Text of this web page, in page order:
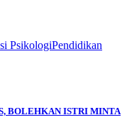
PsikologiPendidikan
BOLEHKAN ISTRI MINTA